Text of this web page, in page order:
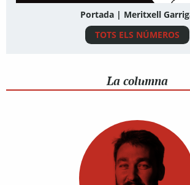
Portada | Meritxell
TOTS ELS NÚMEROS
La columna